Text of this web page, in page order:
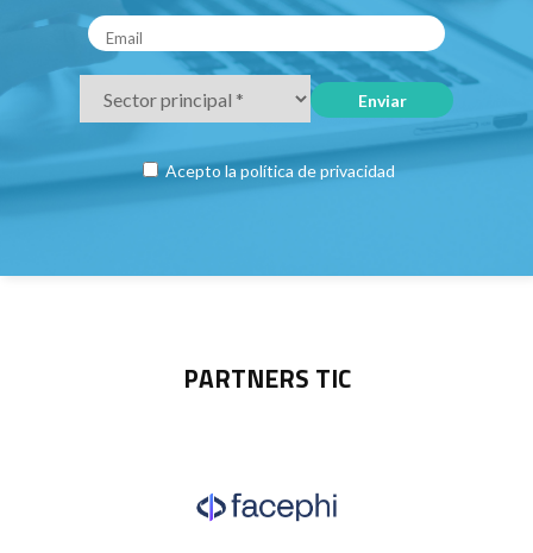
Acepto la política de privacidad
PARTNERS TIC